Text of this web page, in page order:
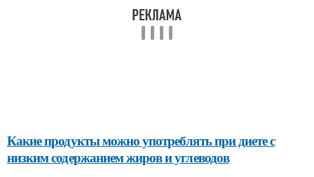
Какие продукты можно употреблять при диете с
низким содержанием жиров и углеводов